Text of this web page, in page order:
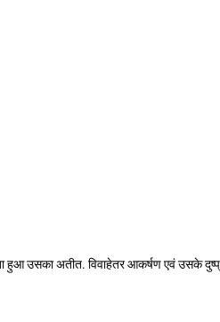
हुआ उसका अतीत. विवाहेतर आकर्षण एवं उसके